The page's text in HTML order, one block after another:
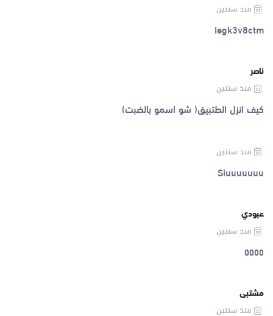
منذ سنتين
Iegk3v8ctm
ناصر
منذ سنتين
كيف انزل الطتبيق( شو اسمو بالضبت)
منذ سنتين
Siuuuuuuu
عبودي
منذ سنتين
٥٥٥٥
مشتبى
منذ سنتين